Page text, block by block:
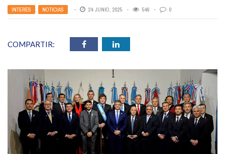
INTERÉS , NOTICIAS 24 JUNIO, 2025 546 0
COMPARTIR: